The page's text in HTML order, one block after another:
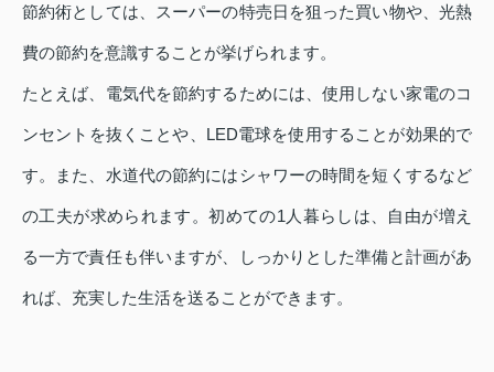
節約術としては、スーパーの特売日を狙った買い物や、光熱
費の節約を意識することが挙げられます。
たとえば、電気代を節約するためには、使用しない家電のコ
ンセントを抜くことや、LED電球を使用することが効果的で
す。また、水道代の節約にはシャワーの時間を短くするなど
の工夫が求められます。初めての1人暮らしは、自由が増え
る一方で責任も伴いますが、しっかりとした準備と計画があ
れば、充実した生活を送ることができます。